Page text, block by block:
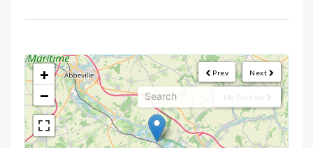
Next
Prev
My Position
<!---->
+
−